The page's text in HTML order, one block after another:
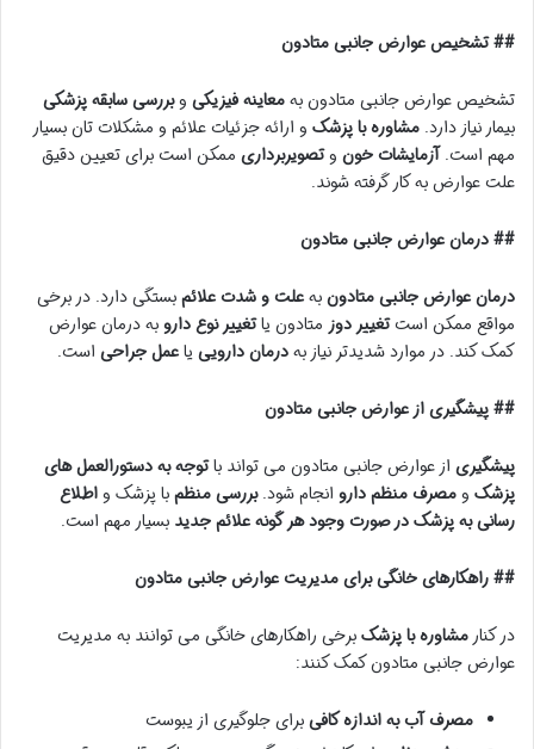
## تشخیص عوارض جانبی متادون
تشخیص عوارض جانبی متادون بهمعاینه فیزیکی وبررسی سابقه پزشکی
بیمار نیاز دارد. مشاوره با پزشک و ارائه جزئیات علائم و مشکلات تان بسیار
مهم است.آزمایشات خون وتصویربرداری ممکن است برای تعیین دقیق
علت عوارض به کار گرفته شوند.
## درمان عوارض جانبی متادون
درمان عوارض جانبی متادونبهعلت و شدت علائمبستگی دارد. در برخی
مواقع ممکن استتغییر دوز متادون یاتغییر نوع داروبه درمان عوارض
کمک کند. در موارد شدیدتر نیاز بهدرمان دارویییاعمل جراحی است.
## پیشگیری از عوارض جانبی متادون
پیشگیری از عوارض جانبی متادون می تواند باتوجه به دستورالعمل های
پزشک ومصرف منظم دارو انجام شود.بررسی منظمبا پزشک واطلاع
رسانی به پزشک در صورت وجود هر گونه علائم جدید بسیار مهم است.
## راهکارهای خانگی برای مدیریت عوارض جانبی متادون
در کنار مشاوره با پزشکبرخی راهکارهای خانگی می توانند به مدیریت
عوارض جانبی متادون کمک کنند:
مصرف آب به اندازه کافیبرای جلوگیری از یبوست